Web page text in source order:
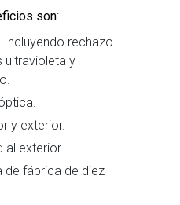
son:
rechazo
ultravioleta y
y exterior.
al exterior.
de fábrica de diez